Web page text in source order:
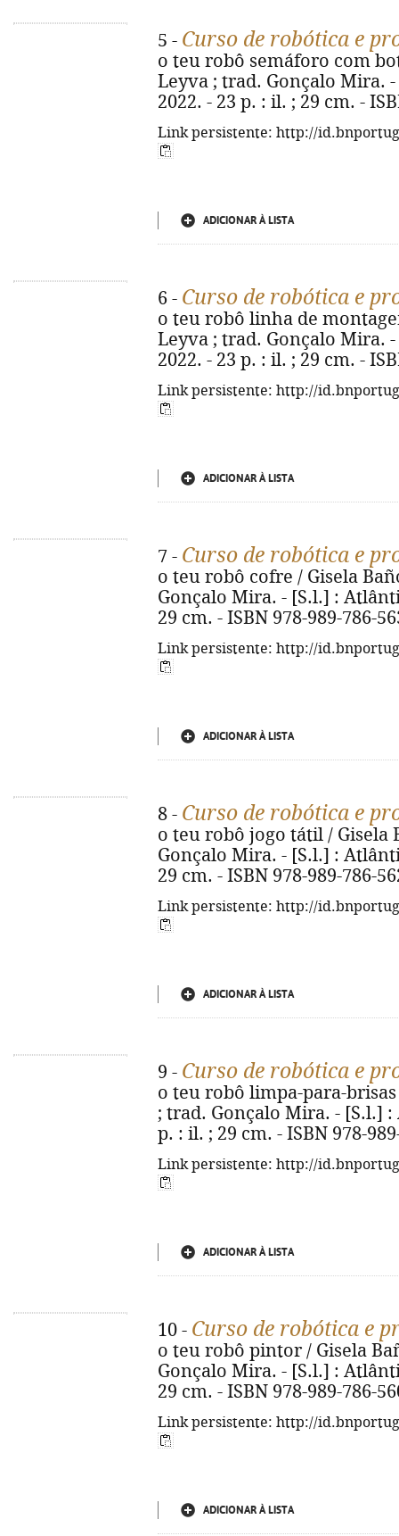
5 - Curso de robótica e
o teu robô semáforo com
Leyva ; trad. Gonçalo Mira.
2022. - 23 p. : il. ; 29 cm. -
Link persistente: http://
ADICIONAR À LISTA
6 - Curso de robótica e
o teu robô linha de
Leyva ; trad. Gonçalo Mira.
2022. - 23 p. : il. ; 29 cm. -
Link persistente: http://
ADICIONAR À LISTA
7 - Curso de robótica e
o teu robô cofre / Gisela
Gonçalo Mira. - [S.l.] :
29 cm. - ISBN 978-989-786-
Link persistente: http://
ADICIONAR À LISTA
8 - Curso de robótica e
o teu robô jogo tátil / Gisela
Gonçalo Mira. - [S.l.] :
29 cm. - ISBN 978-989-786-
Link persistente: http://
ADICIONAR À LISTA
9 - Curso de robótica e
o teu robô limpa-para-
; trad. Gonçalo Mira. - [S.l.] :
p. : il. ; 29 cm. - ISBN 978-
Link persistente: http://
ADICIONAR À LISTA
10 - Curso de robótica e
o teu robô pintor / Gisela
Gonçalo Mira. - [S.l.] :
29 cm. - ISBN 978-989-786-
Link persistente: http://
ADICIONAR À LISTA